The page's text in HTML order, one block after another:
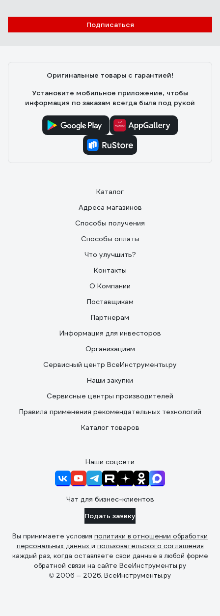
Подписаться
Оригинальные товары с гарантией!
Установите мобильное приложение, чтобы
информация по заказам всегда была под рукой
Каталог
Адреса магазинов
Способы получения
Способы оплаты
Что улучшить?
Контакты
О Компании
Поставщикам
Партнерам
Информация для инвесторов
Организациям
Сервисный центр ВсеИнструменты.ру
Наши закупки
Сервисные центры производителей
Правила применения рекомендательных технологий
Каталог товаров
Наши соцсети
Чат для бизнес-клиентов
Подать заявку
Вы принимаете условия политики в отношении обработки
персональных данных и пользовательского соглашения
каждый раз, когда оставляете свои данные в любой форме
обратной связи на сайте ВсеИнструменты.ру
© 2006 — 2026. ВсеИнструменты.ру